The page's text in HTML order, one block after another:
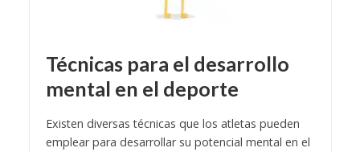
Técnicas para el desarrollo
mental en el deporte
Existen diversas técnicas que los atletas pueden
emplear para desarrollar su potencial mental en el